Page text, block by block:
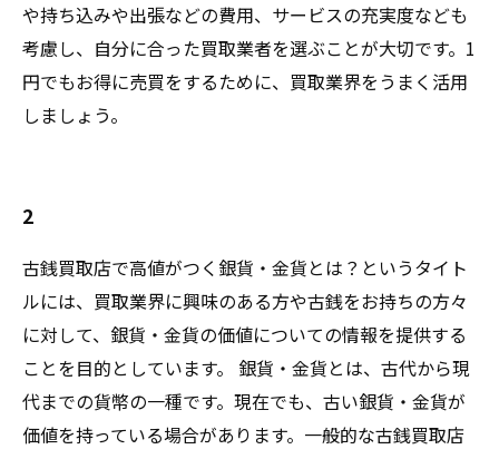
や持ち込みや出張などの費用、サービスの充実度なども
考慮し、自分に合った買取業者を選ぶことが大切です。1
円でもお得に売買をするために、買取業界をうまく活用
しましょう。
2
古銭買取店で高値がつく銀貨・金貨とは？というタイト
ルには、買取業界に興味のある方や古銭をお持ちの方々
に対して、銀貨・金貨の価値についての情報を提供する
ことを目的としています。 銀貨・金貨とは、古代から現
代までの貨幣の一種です。現在でも、古い銀貨・金貨が
価値を持っている場合があります。一般的な古銭買取店